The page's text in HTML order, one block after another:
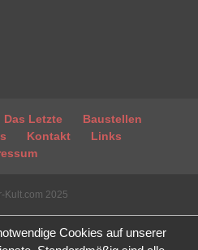
Das Letzte
Baustellen
Kontakt
Links
Kult.com 2025
Cookies auf unserer